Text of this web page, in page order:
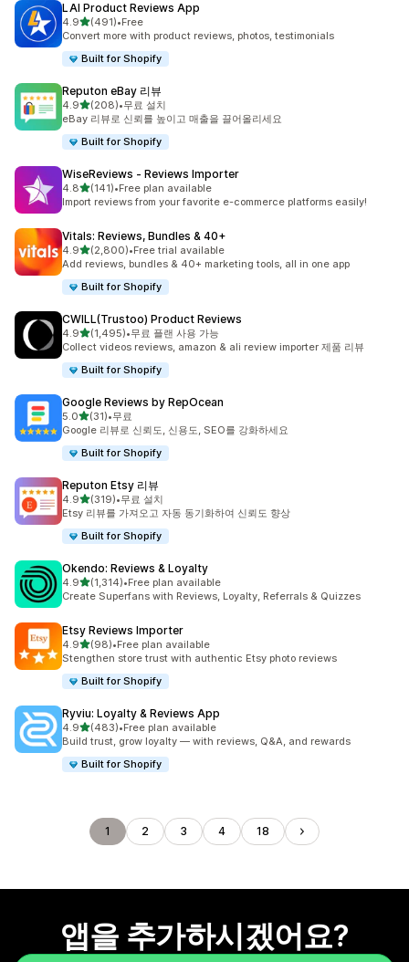
LAI Product Reviews App
4.9별 5개 중
(491)
총 리뷰 491개
•Free
Convert more with product reviews, photos, testimonials
Built for Shopify
Reputon eBay 리뷰
4.9별 5개 중
(208)
총 리뷰 208개
•무료 설치
eBay 리뷰로 신뢰를 높이고 매출을 끌어올리세요
Built for Shopify
WiseReviews ‑ Reviews Importer
4.8별 5개 중
(141)
총 리뷰 141개
•Free plan available
Import reviews from your favorite e-commerce platforms easily!
Vitals: Reviews, Bundles & 40+
4.9별 5개 중
(2,800)
총 리뷰 2800개
•Free trial available
Add reviews, bundles & 40+ marketing tools, all in one app
Built for Shopify
CWILL(Trustoo) Product Reviews
4.9별 5개 중
(1,495)
총 리뷰 1495개
•무료 플랜 사용 가능
Collect videos reviews, amazon & ali review importer 제품 리뷰
Built for Shopify
Google Reviews by RepOcean
5.0별 5개 중
(31)
총 리뷰 31개
•무료
Google 리뷰로 신뢰도, 신용도, SEO를 강화하세요
Built for Shopify
Reputon Etsy 리뷰
4.9별 5개 중
(319)
총 리뷰 319개
•무료 설치
Etsy 리뷰를 가져오고 자동 동기화하여 신뢰도 향상
Built for Shopify
Okendo: Reviews & Loyalty
4.9별 5개 중
(1,314)
총 리뷰 1314개
•Free plan available
Create Superfans with Reviews, Loyalty, Referrals & Quizzes
Etsy Reviews Importer
4.9별 5개 중
(98)
총 리뷰 98개
•Free plan available
Stengthen store trust with authentic Etsy photo reviews
Built for Shopify
Ryviu: Loyalty & Reviews App
4.9별 5개 중
(483)
총 리뷰 483개
•Free plan available
Build trust, grow loyalty — with reviews, Q&A, and rewards
Built for Shopify
1 2 3 4 18
앱을 추가하시겠어요?